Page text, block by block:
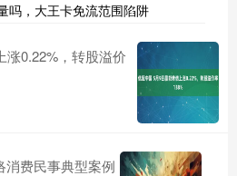
吗，大王卡免流范围陷阱
涨0.22%，转股溢价
消费民事典型案例